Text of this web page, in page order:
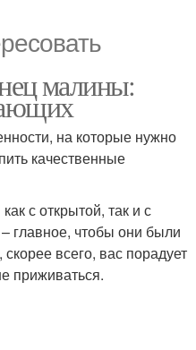
малины:
на которые нужно
качественные
с открытой, так и с
главное, чтобы они были
всего, вас порадует
приживаться.